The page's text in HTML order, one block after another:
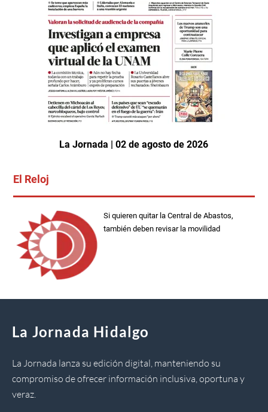
La Jornada | 02 de agosto de 2026
El Reloj
Si quieren quitar la Central de Abastos,
también deben revisar la movilidad
La Jornada Hidalgo
La Jornada lanza su edición digital, manteniendo su
compromiso de ofrecer información inclusiva, oportuna y
veraz.